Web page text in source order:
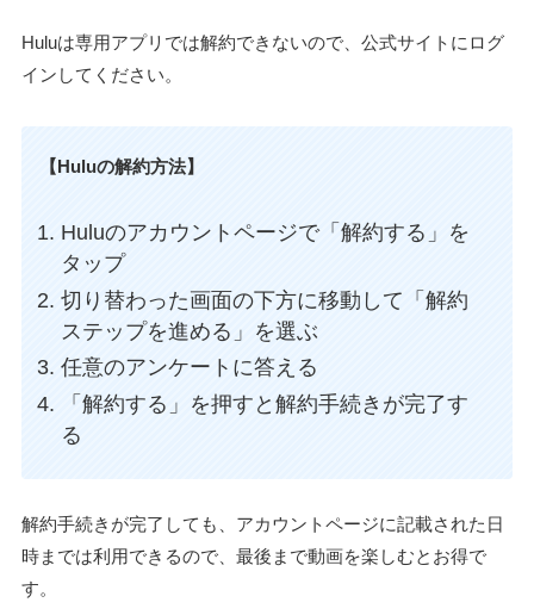
Huluは専用アプリでは解約できないので、公式サイトにログ
インしてください。
【Huluの解約方法】
Huluのアカウントページで「解約する」を
タップ
切り替わった画面の下方に移動して「解約
ステップを進める」を選ぶ
任意のアンケートに答える
「解約する」を押すと解約手続きが完了す
る
解約手続きが完了しても、アカウントページに記載された日
時までは利用できるので、最後まで動画を楽しむとお得で
す。